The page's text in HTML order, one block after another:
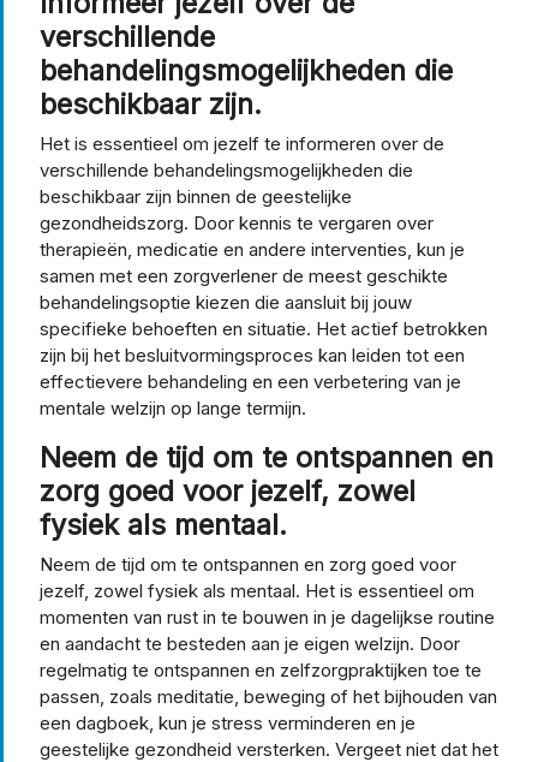
verschillende
behandelingsmogelijkheden die
beschikbaar zijn.
Het is essentieel om jezelf te informeren over de
verschillende behandelingsmogelijkheden die
beschikbaar zijn binnen de geestelijke
gezondheidszorg. Door kennis te vergaren over
therapieën, medicatie en andere interventies, kun je
samen met een zorgverlener de meest geschikte
behandelingsoptie kiezen die aansluit bij jouw
specifieke behoeften en situatie. Het actief betrokken
zijn bij het besluitvormingsproces kan leiden tot een
effectievere behandeling en een verbetering van je
mentale welzijn op lange termijn.
Neem de tijd om te ontspannen en
zorg goed voor jezelf, zowel
fysiek als mentaal.
Neem de tijd om te ontspannen en zorg goed voor
jezelf, zowel fysiek als mentaal. Het is essentieel om
momenten van rust in te bouwen in je dagelijkse routine
en aandacht te besteden aan je eigen welzijn. Door
regelmatig te ontspannen en zelfzorgpraktijken toe te
passen, zoals meditatie, beweging of het bijhouden van
een dagboek, kun je stress verminderen en je
geestelijke gezondheid versterken. Vergeet niet dat het